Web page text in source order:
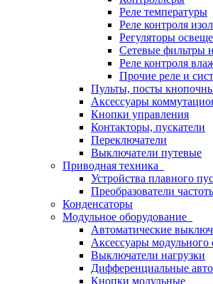
Реле температуры
Реле контроля
Регуляторы
Сетевые фильтры
Реле контроля
Прочие реле и
Пульты, посты
Аксессуары
Кнопки управления
Контакторы, пускатели
Переключатели
Выключатели путевые
Приводная техника
Устройства плавного
Преобразователи
Конденсаторы
Модульное оборудование
Автоматические
Аксессуары модульного
Выключатели нагрузки
Дифференциальные
Кнопки модульные